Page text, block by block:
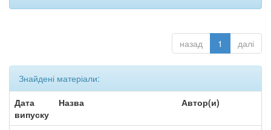
назад 1 далі
Знайдені матеріали:
Дата
випуску
Назва Автор(и)